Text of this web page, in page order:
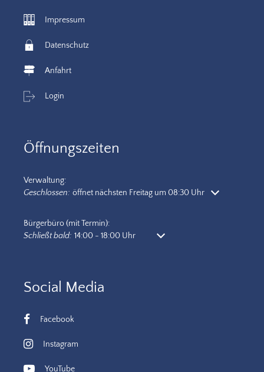
Impressum
Datenschutz
Anfahrt
Login
Öffnungszeiten
Verwaltung:
Klicken, um weitere Öffnungs- oder Schließzeiten auszublenden
Geschlossen: öffnet nächsten Freitag um 08:30 Uhr
Bürgerbüro (mit Termin):
Klicken, um weitere Öffnungs- oder Schließzeiten auszublenden
Schließt bald: 14:00 - 18:00 Uhr Von 14:00 bis 18:00 Uhr
Social Media
Facebook
Instagram
YouTube